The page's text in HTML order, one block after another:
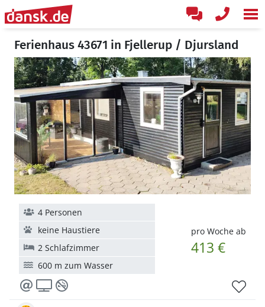
Ferienhaus 43671 in Fjellerup / Djursland
pro Woche ab
413 €
4 Personen
keine Haustiere
2 Schlafzimmer
600 m zum Wasser